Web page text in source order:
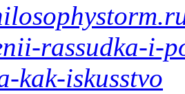
rassudka-i-
kak-iskusstvo